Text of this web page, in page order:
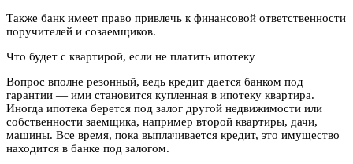
Также банк имеет право привлечь к финансовой ответственности
поручителей и созаемщиков.
Что будет с квартирой, если не платить ипотеку
Вопрос вполне резонный, ведь кредит дается банком под
гарантии — ими становится купленная в ипотеку квартира.
Иногда ипотека берется под залог другой недвижимости или
собственности заемщика, например второй квартиры, дачи,
машины. Все время, пока выплачивается кредит, это имущество
находится в банке под залогом.